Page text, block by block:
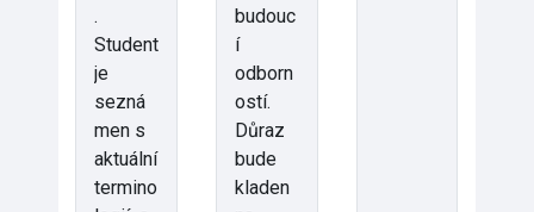
.
Student
je
sezná
men s
aktuální
termino
budouc
í
odborn
ostí.
Důraz
bude
kladen